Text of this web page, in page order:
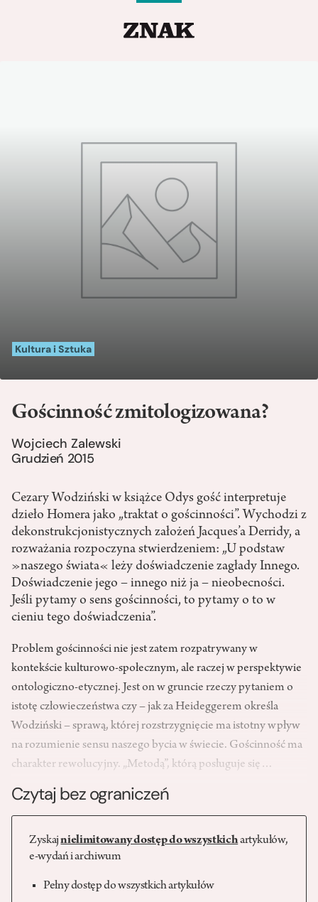
Kultura i Sztuka
Gościnność zmitologizowana?
Wojciech Zalewski
Grudzień 2015
Cezary Wodziński w książce Odys gość interpretuje
dzieło Homera jako „traktat o gościnności”. Wychodzi z
dekonstrukcjonistycznych założeń Jacques’a Derridy, a
rozważania rozpoczyna stwierdzeniem: „U podstaw
»naszego świata« leży doświadczenie zagłady Innego.
Doświadczenie jego – innego niż ja – nieobecności.
Jeśli pytamy o sens gościnności, to pytamy o to w
cieniu tego doświadczenia”.
Problem gościnności nie jest zatem rozpatrywany w
kontekście kulturowo-społecznym, ale raczej w perspektywie
ontologiczno-etycznej. Jest on w gruncie rzeczy pytaniem o
istotę człowieczeństwa czy – jak za Heideggerem określa
Wodziński – sprawą, której rozstrzygnięcie ma istotny wpływ
na rozumienie sensu naszego bycia w świecie. Gościnność ma
charakter rewolucyjny. „Metodą”, którą posługuje się…
Czytaj bez ograniczeń
Zyskajnielimitowany dostęp do wszystkichartykułów,
e-wydań i archiwum
Pełny dostęp do wszystkich artykułów